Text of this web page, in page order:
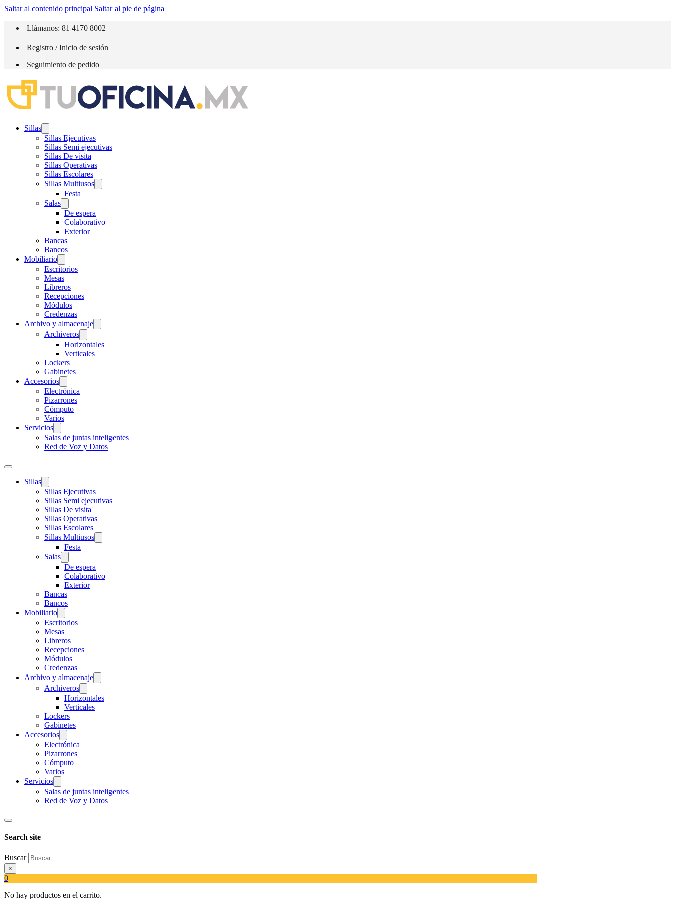
Saltar al contenido principal Saltar al pie de página
Llámanos: 81 4170 8002
Registro / Inicio de sesión
Seguimiento de pedido
Sillas
Sillas Ejecutivas
Sillas Semi ejecutivas
Sillas De visita
Sillas Operativas
Sillas Escolares
Sillas Multiusos
Festa
Salas
De espera
Colaborativo
Exterior
Bancas
Bancos
Mobiliario
Escritorios
Mesas
Libreros
Recepciones
Módulos
Credenzas
Archivo y almacenaje
Archiveros
Horizontales
Verticales
Lockers
Gabinetes
Accesorios
Electrónica
Pizarrones
Cómputo
Varios
Servicios
Salas de juntas inteligentes
Red de Voz y Datos
Sillas
Sillas Ejecutivas
Sillas Semi ejecutivas
Sillas De visita
Sillas Operativas
Sillas Escolares
Sillas Multiusos
Festa
Salas
De espera
Colaborativo
Exterior
Bancas
Bancos
Mobiliario
Escritorios
Mesas
Libreros
Recepciones
Módulos
Credenzas
Archivo y almacenaje
Archiveros
Horizontales
Verticales
Lockers
Gabinetes
Accesorios
Electrónica
Pizarrones
Cómputo
Varios
Servicios
Salas de juntas inteligentes
Red de Voz y Datos
Search site
Buscar
×
0
No hay productos en el carrito.